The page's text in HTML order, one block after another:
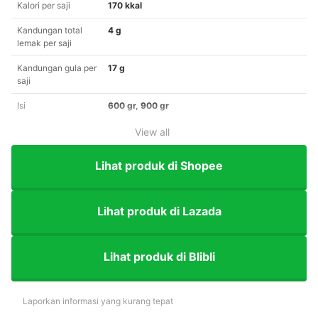
Kalori per saji 170 kkal
Kandungan total
lemak per saji
4 g
Kandungan gula per
saji
17 g
Isi 600 gr, 900 gr
View all
Lihat produk di Shopee
Lihat produk di Lazada
Lihat produk di Blibli
Laporkan informasi yang kurang tepat